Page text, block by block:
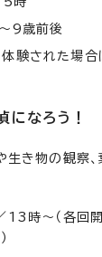
9歳前後
体験された場
なろう！
生き物の観察
13時～（各回